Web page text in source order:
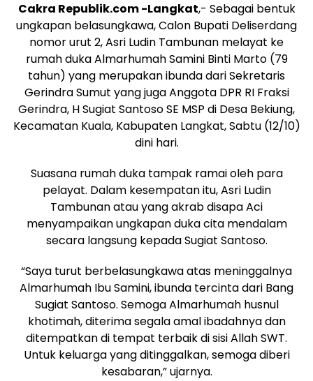
Cakra Republik.com -Langkat,- Sebagai bentuk
ungkapan belasungkawa, Calon Bupati Deliserdang
nomor urut 2, Asri Ludin Tambunan melayat ke
rumah duka Almarhumah Samini Binti Marto (79
tahun) yang merupakan ibunda dari Sekretaris
Gerindra Sumut yang juga Anggota DPR RI Fraksi
Gerindra, H Sugiat Santoso SE MSP di Desa Bekiung,
Kecamatan Kuala, Kabupaten Langkat, Sabtu (12/10)
dini hari.
Suasana rumah duka tampak ramai oleh para
pelayat. Dalam kesempatan itu, Asri Ludin
Tambunan atau yang akrab disapa Aci
menyampaikan ungkapan duka cita mendalam
secara langsung kepada Sugiat Santoso.
“Saya turut berbelasungkawa atas meninggalnya
Almarhumah Ibu Samini, ibunda tercinta dari Bang
Sugiat Santoso. Semoga Almarhumah husnul
khotimah, diterima segala amal ibadahnya dan
ditempatkan di tempat terbaik di sisi Allah SWT.
Untuk keluarga yang ditinggalkan, semoga diberi
kesabaran,” ujarnya.